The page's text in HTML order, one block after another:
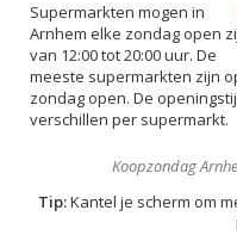
Koopzondag
Supermarkten mogen in
Arnhem elke zondag open
van 12:00 tot 20:00 uur. De
meeste supermarkten zijn
zondag open. De
verschillen per supermarkt.
Tip:Kantel je scherm om